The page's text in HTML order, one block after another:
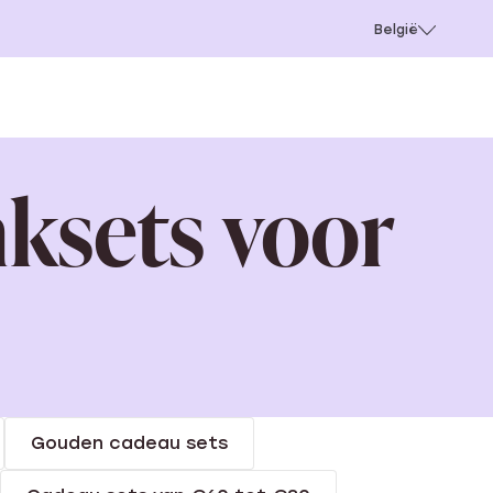
België
voor
Gouden cadeau sets